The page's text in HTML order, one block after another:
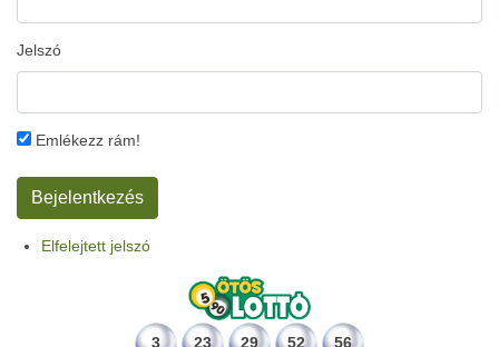
Jelszó
Emlékezz rám!
Elfelejtett jelszó
3 23 29 52 56